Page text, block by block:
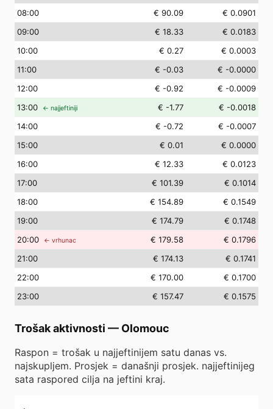
08:00 € 90.09
€ 0.0901
09:00 € 18.33
€ 0.0183
10:00 € 0.27
€ 0.0003
11:00 € -0.03
€ -0.0000
12:00 € -0.92
€ -0.0009
13:00 ← najjeftiniji € -1.77
€ -0.0018
14:00 € -0.72
€ -0.0007
15:00 € 0.01
€ 0.0000
16:00 € 12.33
€ 0.0123
17:00 € 101.39
€ 0.1014
18:00 € 154.89
€ 0.1549
19:00 € 174.79
€ 0.1748
20:00 ← vrhunac € 179.58
€ 0.1796
21:00 € 174.13
€ 0.1741
22:00 € 170.00
€ 0.1700
23:00 € 157.47 € 0.1575
Trošak aktivnosti — Olomouc
Raspon = trošak u najjeftinijem satu danas vs.
najskupljem. Prosjek = današnji prosjek. najjeftinijeg
sata raspored cilja na jeftini kraj.